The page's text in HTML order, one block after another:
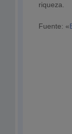
riqueza.
Fuente: «